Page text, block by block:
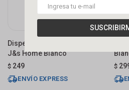
Dispensador De Jabón Apoyo
J&s Home Blanco
$ 249
ENVÍO EXPRESS
$